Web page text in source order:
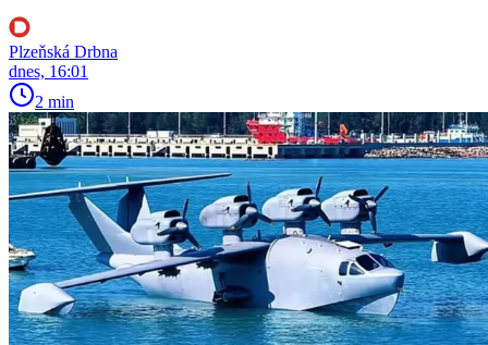
Plzeňská Drbna
dnes, 16:01
2 min